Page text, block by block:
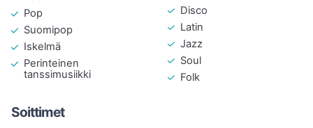
Pop
Suomipop
Iskelmä
Perinteinen
tanssimusiikki
Disco
Latin
Jazz
Soul
Folk
Soittimet